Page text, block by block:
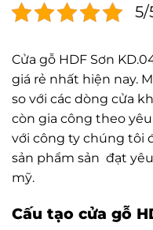
5/
Cửa gỗ HDF Sơn
giá rẻ nhất hiện nay.
so với các dòng cửa
còn gia công theo
với công ty chúng tôi
sản phẩm sản đạt
mỹ.
Cấu tạo cửa gỗ